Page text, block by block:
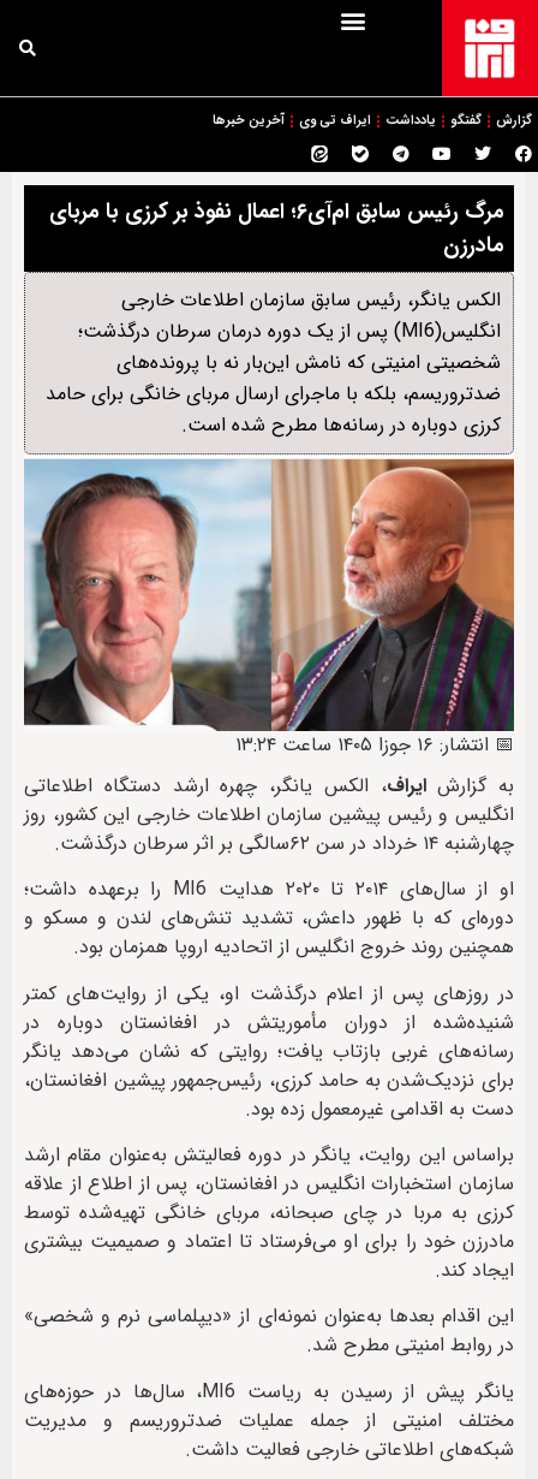
گزارش گفتگو یادداشت ایراف تی وی آخرین خبرها
مرگ رئیس سابق ام‌آی‌۶؛ اعمال نفوذ بر کرزی با مربای
مادرزن
الکس یانگر، رئیس سابق سازمان اطلاعات خارجی
انگلیس(MI6) پس از یک دوره درمان سرطان درگذشت؛
شخصیتی امنیتی که نامش این‌بار نه با پرونده‌های
ضدتروریسم، بلکه با ماجرای ارسال مربای خانگی برای حامد
کرزی دوباره در رسانه‌ها مطرح شده است.
📅 انتشار: ۱۶ جوزا ۱۴۰۵ ساعت ۱۳:۲۴
به گزارشایراف، الکس یانگر، چهره ارشد دستگاه اطلاعاتی
انگلیس و رئیس پیشین سازمان اطلاعات خارجی این کشور، روز
چهارشنبه ۱۴ خرداد در سن ۶۲سالگی بر اثر سرطان درگذشت.
او از سال‌های ۲۰۱۴ تا ۲۰۲۰ هدایت MI6 را برعهده داشت؛
دوره‌ای که با ظهور داعش، تشدید تنش‌های لندن و مسکو و
همچنین روند خروج انگلیس از اتحادیه اروپا همزمان بود.
در روزهای پس از اعلام درگذشت او، یکی از روایت‌های کمتر
شنیده‌شده از دوران مأموریتش در افغانستان دوباره در
رسانه‌های غربی بازتاب یافت؛ روایتی که نشان می‌دهد یانگر
برای نزدیک‌شدن به حامد کرزی، رئیس‌جمهور پیشین افغانستان،
دست به اقدامی غیرمعمول زده بود.
براساس این روایت، یانگر در دوره فعالیتش به‌عنوان مقام ارشد
سازمان استخبارات انگلیس در افغانستان، پس از اطلاع از علاقه
کرزی به مربا در چای صبحانه، مربای خانگی تهیه‌شده توسط
مادرزن خود را برای او می‌فرستاد تا اعتماد و صمیمیت بیشتری
ایجاد کند.
این اقدام بعدها به‌عنوان نمونه‌ای از «دیپلماسی نرم و شخصی»
در روابط امنیتی مطرح شد.
یانگر پیش از رسیدن به ریاست MI6، سال‌ها در حوزه‌های
مختلف امنیتی از جمله عملیات ضدتروریسم و مدیریت
شبکه‌های اطلاعاتی خارجی فعالیت داشت.